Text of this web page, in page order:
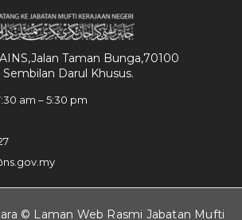
Taman Bunga,70100
Darul Khusus.
am – 5:30 pm
© Laman Web Rasmi Jabatan Mufti